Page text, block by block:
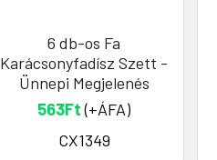
6 db-os Fa
Karácsonyfadísz Szett -
Ünnepi Megjelenés
563Ft(+ÁFA)
CX1349